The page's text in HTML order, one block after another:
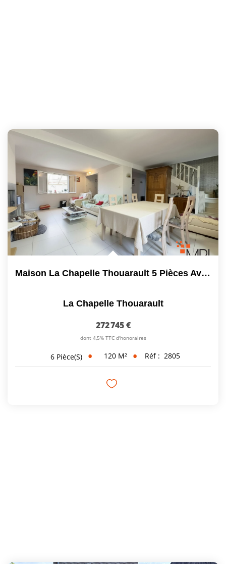
Maison La Chapelle Thouarault 5 Pièces Avec Un Carport
La Chapelle Thouarault
272 745 €
dont 4,5% TTC d'honoraires
6 Pièce(s) 120 M² Réf : 2805